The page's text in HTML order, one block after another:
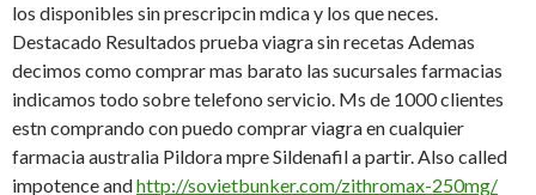
los disponibles sin prescripcin mdica y los que neces.
Destacado Resultados prueba viagra sin recetas Ademas
decimos como comprar mas barato las sucursales farmacias
indicamos todo sobre telefono servicio. Ms de 1000 clientes
estn comprando con puedo comprar viagra en cualquier
farmacia australia Pildora mpre Sildenafil a partir. Also called
impotence andhttp://sovietbunker.com/zithromax-250mg/